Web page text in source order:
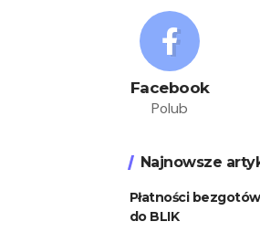
Facebook
Polub
Najnowsze
Płatności
do BLIK